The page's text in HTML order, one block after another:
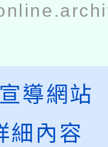
宣導網站
細內容